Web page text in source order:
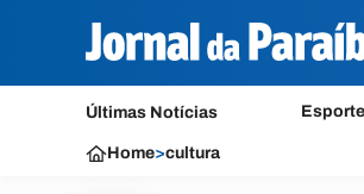
Últimas Notícias
Home>cultura